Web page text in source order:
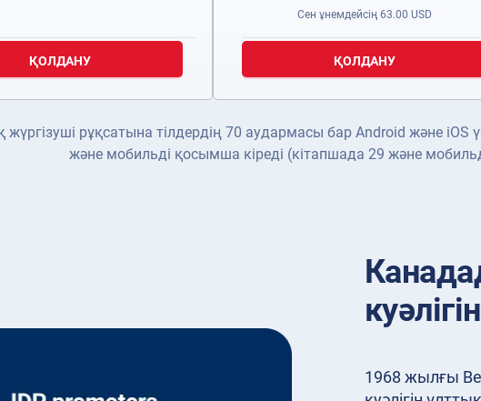
ҚОЛДАНУ
Сен ұнемдейсің 63.00 USD
ҚОЛДАНУ
рұқсатына тілдердің 70 аудармасы бар Android және iOS
және мобильді қосымша кіреді (кітапшада 29 және
1968 жылғы